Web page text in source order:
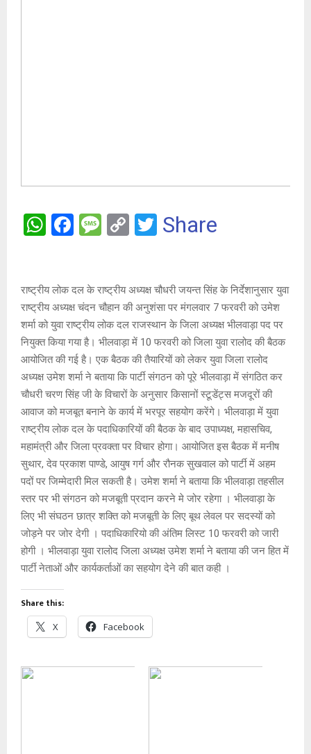
W
s
A
p
p
F
b
o
o
k
M
a
g
e
C
Li
n
k
T
er
Share
राष्ट्रीय लोक दल के राष्ट्रीय अध्यक्ष चौधरी जयन्त सिंह के निर्देशानुसार युवा
राष्ट्रीय अध्यक्ष चंदन चौहान की अनुशंसा पर मंगलवार 7 फरवरी को उमेश
शर्मा को युवा राष्ट्रीय लोक दल राजस्थान के जिला अध्यक्ष भीलवाड़ा पद पर
नियुक्त किया गया है। भीलवाड़ा में 10 फरवरी को जिला युवा रालोद की बैठक
आयोजित की गई है। एक बैठक की तैयारियों को लेकर युवा जिला रालोद
अध्यक्ष उमेश शर्मा ने बताया कि पार्टी संगठन को पूरे भीलवाड़ा में संगठित कर
चौधरी चरण सिंह जी के विचारों के अनुसार किसानों स्टूडेंट्स मजदूरों की
आवाज को मजबूत बनाने के कार्य में भरपूर सहयोग करेंगे। भीलवाड़ा में युवा
राष्ट्रीय लोक दल के पदाधिकारियों की बैठक के बाद उपाध्यक्ष, महासचिव,
महामंत्री और जिला प्रवक्ता पर विचार होगा। आयोजित इस बैठक में मनीष
सुथार, देव प्रकाश पाण्डे, आयुष गर्ग और रौनक सुखवाल को पार्टी में अहम
पदों पर जिम्मेदारी मिल सकती है। उमेश शर्मा ने बताया कि भीलवाड़ा तहसील
स्तर पर भी संगठन को मजबूती प्रदान करने मे जोर रहेगा । भीलवाड़ा के
लिए भी संघठन छात्र शक्ति को मजबूती के लिए बूथ लेवल पर सदस्यों को
जोड़ने पर जोर देगी । पदाधिकारियो की अंतिम लिस्ट 10 फरवरी को जारी
होगी । भीलवाड़ा युवा रालोद जिला अध्यक्ष उमेश शर्मा ने बताया की जन हित में
पार्टी नेताओं और कार्यकर्ताओं का सहयोग देने की बात कही ।
Share this:
X Facebook